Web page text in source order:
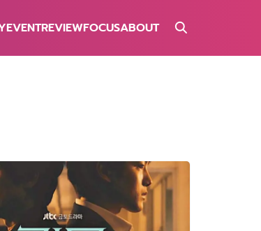
EVENTREVIEWFOCUSABOUT